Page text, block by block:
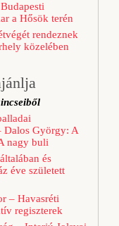
a Hősök terén
rendeznek
közelében
Dalos György: A
nagy buli
és
éve született
– Havasréti
regiszterek